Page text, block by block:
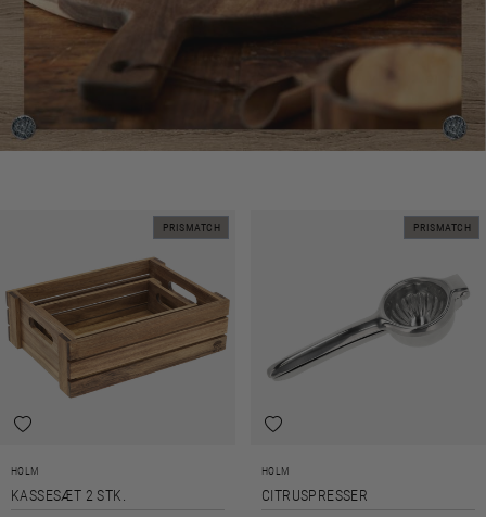
PRISMATCH
HOLM
KASSESÆT 2 STK.
PRISMATCH
HOLM
CITRUSPRESSER